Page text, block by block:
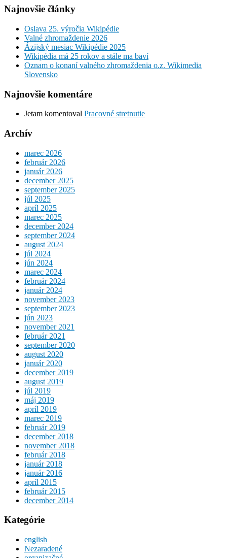
Najnovšie články
Oslava 25. výročia Wikipédie
Valné zhromaždenie 2026
Ázijský mesiac Wikipédie 2025
Wikipédia má 25 rokov a stále ma baví
Oznam o konaní valného zhromaždenia o.z. Wikimedia
Slovensko
Najnovšie komentáre
Jetam komentoval Pracovné stretnutie
Archív
marec 2026
február 2026
január 2026
december 2025
september 2025
júl 2025
apríl 2025
marec 2025
december 2024
september 2024
august 2024
júl 2024
jún 2024
marec 2024
február 2024
január 2024
november 2023
september 2023
jún 2023
november 2021
február 2021
september 2020
august 2020
január 2020
december 2019
august 2019
júl 2019
máj 2019
apríl 2019
marec 2019
február 2019
december 2018
november 2018
február 2018
január 2018
január 2016
apríl 2015
február 2015
december 2014
Kategórie
english
Nezaradené